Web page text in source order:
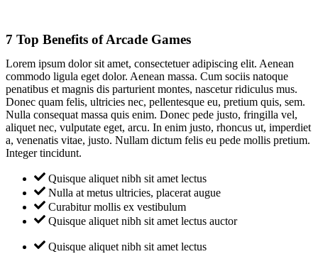
7 Top Benefits of Arcade Games
Lorem ipsum dolor sit amet, consectetuer adipiscing elit. Aenean
commodo ligula eget dolor. Aenean massa. Cum sociis natoque
penatibus et magnis dis parturient montes, nascetur ridiculus mus.
Donec quam felis, ultricies nec, pellentesque eu, pretium quis, sem.
Nulla consequat massa quis enim. Donec pede justo, fringilla vel,
aliquet nec, vulputate eget, arcu. In enim justo, rhoncus ut, imperdiet
a, venenatis vitae, justo. Nullam dictum felis eu pede mollis pretium.
Integer tincidunt.
Quisque aliquet nibh sit amet lectus
Nulla at metus ultricies, placerat augue
Curabitur mollis ex vestibulum
Quisque aliquet nibh sit amet lectus auctor
Quisque aliquet nibh sit amet lectus